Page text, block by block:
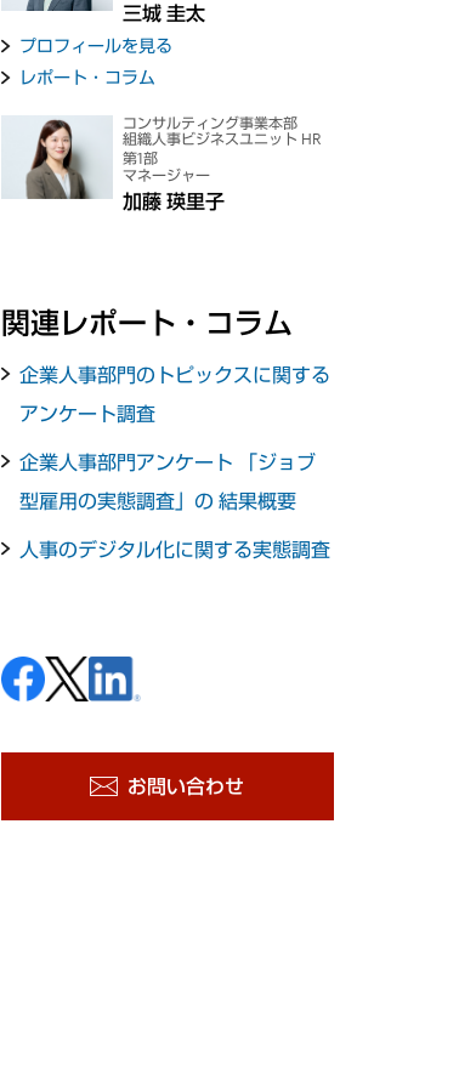
三城 圭太
プロフィールを見る
レポート・コラム
コンサルティング事業本部
組織人事ビジネスユニット HR
第1部
マネージャー
加藤 瑛里子
関連レポート・コラム
企業人事部門のトピックスに関する
アンケート調査
企業人事部門アンケート 「ジョブ
型雇用の実態調査」の 結果概要
人事のデジタル化に関する実態調査
お問い合わせ